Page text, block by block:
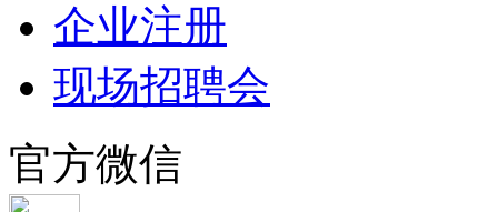
企业注册
现场招聘会
官方微信